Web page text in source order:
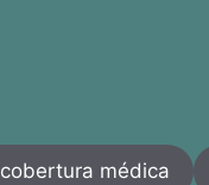
médica